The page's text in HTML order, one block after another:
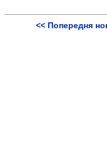
<< Попередня